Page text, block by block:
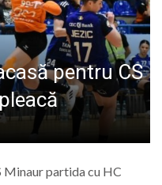
pentru CS
Minaur partida cu HC